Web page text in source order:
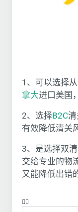
1、可以选择
拿大进口美国
2、选择B2C
有效降低清关
3、是选择双
交给专业的物
又能降低出错
❤️‍🔥